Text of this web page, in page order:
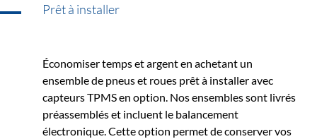
Prêt à installer
Économiser temps et argent en achetant un
ensemble de pneus et roues prêt à installer avec
capteurs TPMS en option. Nos ensembles sont livrés
préassemblés et incluent le balancement
électronique. Cette option permet de conserver vos